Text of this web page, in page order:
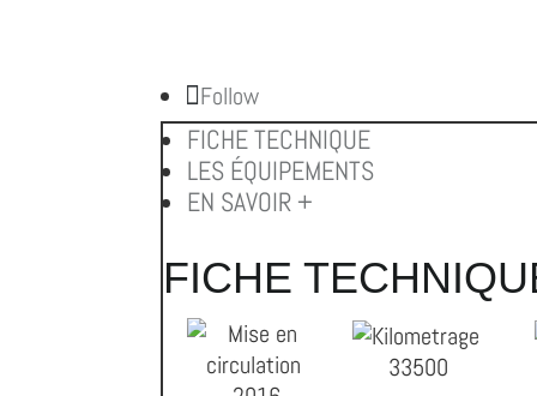
Follow
FICHE TECHNIQUE
LES ÉQUIPEMENTS
EN SAVOIR +
FICHE
33500